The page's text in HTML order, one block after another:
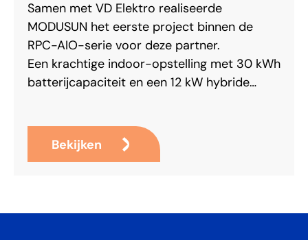
Samen met VD Elektro realiseerde
MODUSUN het eerste project binnen de
RPC-AIO-serie voor deze partner.
Een krachtige indoor-opstelling met 30 kWh
batterijcapaciteit en een 12 kW hybride
hoe kennisdeling, praktijkervaring en
techniek samenkomen in efficiënte
Bekijken